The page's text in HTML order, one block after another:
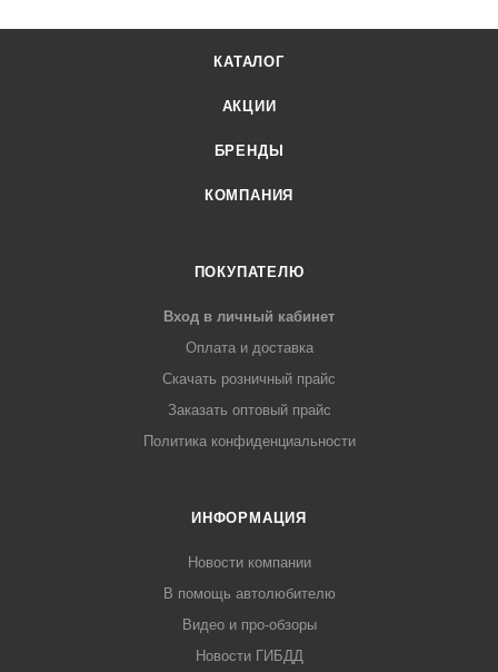
КАТАЛОГ
АКЦИИ
БРЕНДЫ
КОМПАНИЯ
ПОКУПАТЕЛЮ
Вход в личный кабинет
Оплата и доставка
Скачать розничный прайс
Заказать оптовый прайс
Политика конфиденциальности
ИНФОРМАЦИЯ
Новости компании
В помощь автолюбителю
Видео и про-обзоры
Новости ГИБДД